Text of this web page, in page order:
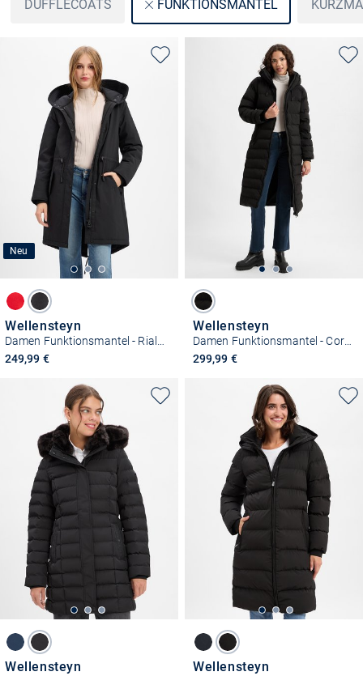
DUFFLECOATS FUNKTIONSMÄNTEL
Neu
Wellensteyn
249,99 €
Wellensteyn
Damen Funktionsmantel - Cordoba Long
299,99 €
Wellensteyn Wellensteyn